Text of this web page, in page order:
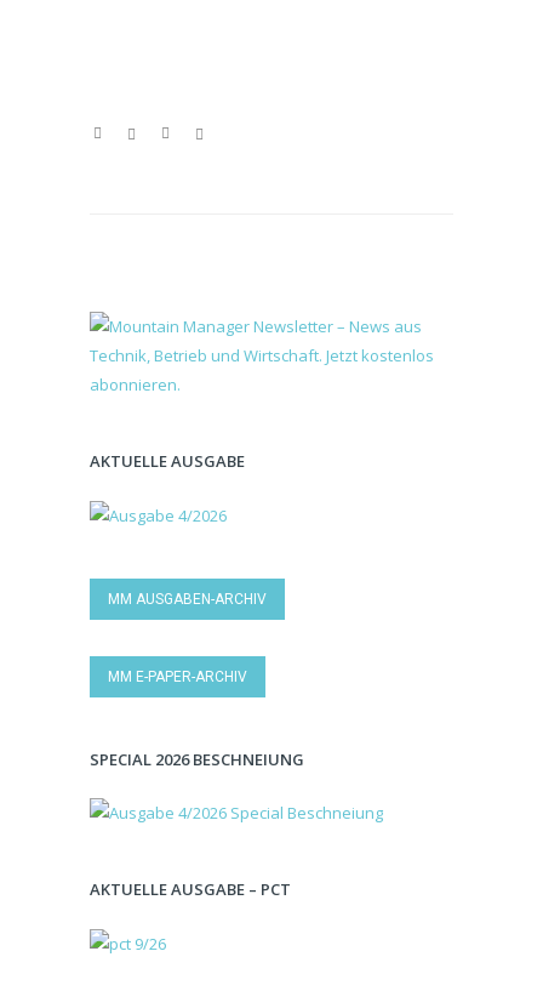
AKTUELLE AUSGABE
MM AUSGABEN-ARCHIV
MM E-PAPER-ARCHIV
SPECIAL 2026 BESCHNEIUNG
AKTUELLE AUSGABE – PCT